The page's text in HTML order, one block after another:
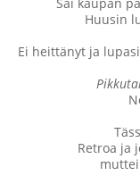
Huusin
Ei heittänyt ja
Retroa ja